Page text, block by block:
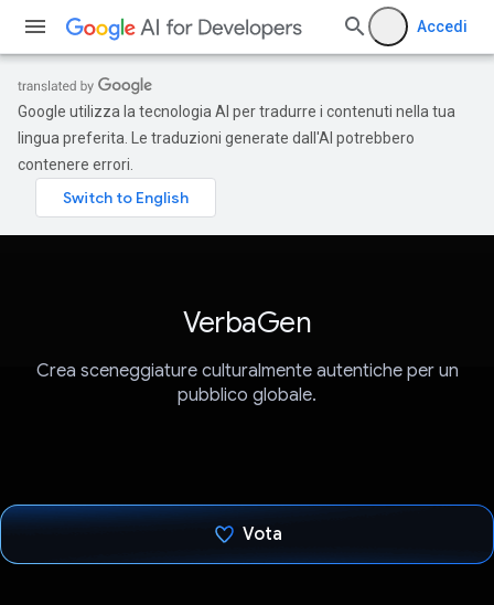
Accedi
Google utilizza la tecnologia AI per tradurre i contenuti nella tua
lingua preferita. Le traduzioni generate dall'AI potrebbero
contenere errori.
VerbaGen
Crea sceneggiature culturalmente autentiche per un
pubblico globale.
Vota